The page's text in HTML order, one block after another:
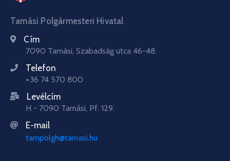
Tamási Polgármesteri Hivatal
Cím
7090 Tamási, Szabadság utca 46-48.
Telefon
+36 74 570 800
Levélcím
H - 7090 Tamási, Pf. 129.
E-mail
tampolgh@tamasi.hu